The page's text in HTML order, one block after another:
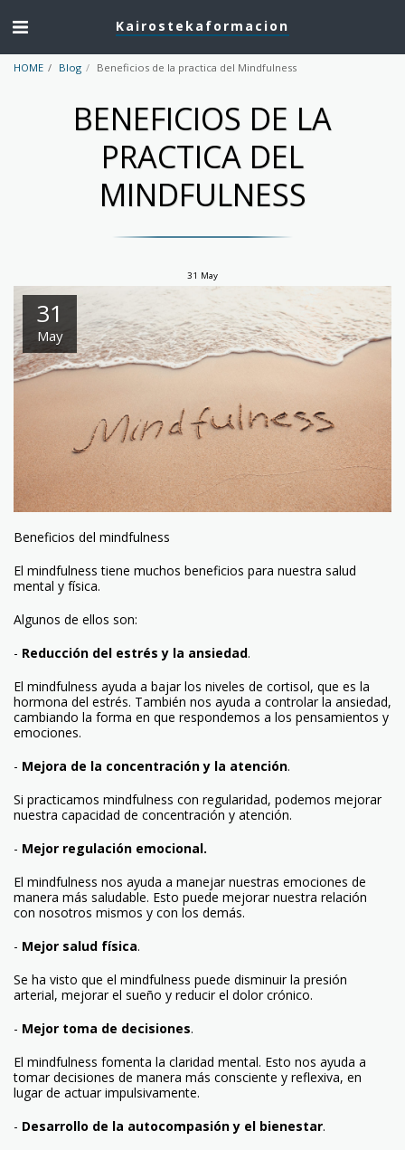
Kairostekaformacion
HOME Blog Beneficios de la practica del Mindfulness
BENEFICIOS DE LA
PRACTICA DEL
MINDFULNESS
31 May
31
May
Beneficios del mindfulness
El mindfulness tiene muchos beneficios para nuestra salud
mental y física.
Algunos de ellos son:
- Reducción del estrés y la ansiedad.
El mindfulness ayuda a bajar los niveles de cortisol, que es la
hormona del estrés. También nos ayuda a controlar la ansiedad,
cambiando la forma en que respondemos a los pensamientos y
emociones.
- Mejora de la concentración y la atención.
Si practicamos mindfulness con regularidad, podemos mejorar
nuestra capacidad de concentración y atención.
- Mejor regulación emocional.
El mindfulness nos ayuda a manejar nuestras emociones de
manera más saludable. Esto puede mejorar nuestra relación
con nosotros mismos y con los demás.
- Mejor salud física.
Se ha visto que el mindfulness puede disminuir la presión
arterial, mejorar el sueño y reducir el dolor crónico.
- Mejor toma de decisiones.
El mindfulness fomenta la claridad mental. Esto nos ayuda a
tomar decisiones de manera más consciente y reflexiva, en
lugar de actuar impulsivamente.
- Desarrollo de la autocompasión y el bienestar.